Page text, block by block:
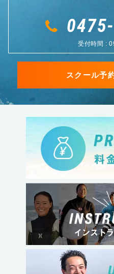
受付時間 :
スクール予